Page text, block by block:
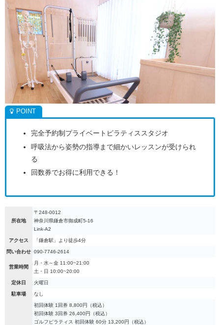
完全予約制プライベートピラティススタジオ
呼吸法から姿勢の指導まで細かいレッスンが受けられ
る
回数券でお得に利用できる！
所在地
〒248-0012
神奈川県鎌倉市御成町5-16
Link-A2
アクセス 「鎌倉駅」より徒歩4分
問い合わせ 090-7746-2614
営業時間
月・水～金 11:00~21:00
土・日 10:00~20:00
定休日 火曜日
駐車場 なし
初回体験 1回券 8,800円（税込）
初回体験 3回券 26,400円（税込）
ゴルフピラティス 初回体験 60分 13,200円（税込）